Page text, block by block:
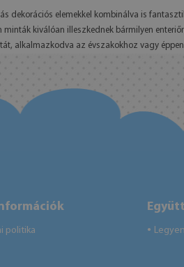
dekorációs elemekkel kombinálva is
kiválóan illeszkednek bármilyen
alkalmazkodva az évszakokhoz vagy
politika ●